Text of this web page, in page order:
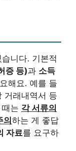
니다. 기본적
증 등)과 소득
해요. 예를 들
거래내역서 등
는 각 서류의
의 하는 게 좋답
자료를 요구하